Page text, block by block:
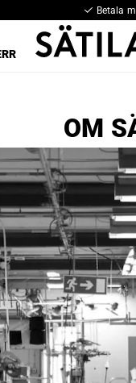
Betala
OM